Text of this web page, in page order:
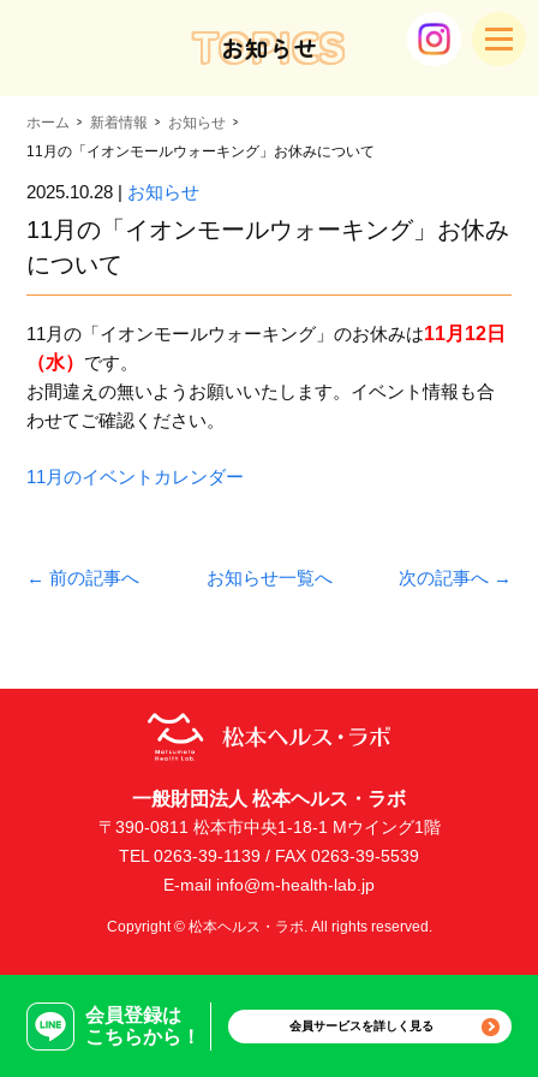
TOPICS
お知らせ
ホーム 新着情報
お知らせ
11月の「イオンモールウォーキング」お休みについて
2025.10.28 | お知らせ
11月の「イオンモールウォーキング」お休み
について
11月の「イオンモールウォーキング」のお休みは11月12日
（水） です。
お間違えの無いようお願いいたします。イベント情報も合
わせてご確認ください。
11月のイベントカレンダー
← 前の記事へ お知らせ一覧へ 次の記事へ →
会員登録は
こちらから！
会員サービスを詳しく見る
一般財団法人 松本ヘルス・ラボ
〒390-0811 松本市中央1-18-1 Mウイング1階
TEL 0263-39-1139 / FAX 0263-39-5539
E-mail info@m-health-lab.jp
Copyright © 松本ヘルス・ラボ. All rights reserved.